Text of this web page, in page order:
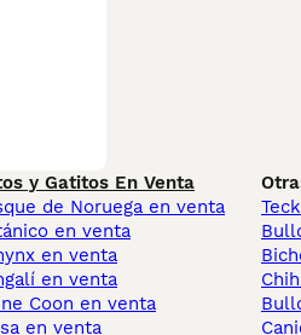
y Gatitos En Venta
de Noruega en venta
en venta
en venta
en venta
Coon en venta
en venta